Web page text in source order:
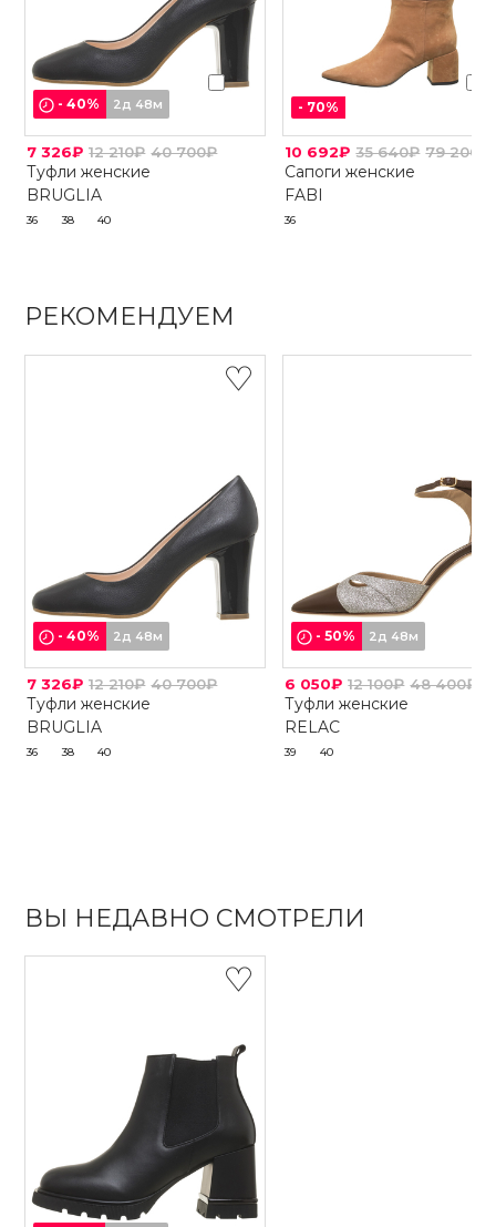
-40% 2д 48м
7 326₽ 12 210₽ 40 700₽
Туфли женские
BRUGLIA
36 38 40
- 70%
10 692₽ 35 640₽ 79 200₽
Сапоги женские
FABI
36
РЕКОМЕНДУЕМ
-40% 2д 48м
7 326₽ 12 210₽ 40 700₽
Туфли женские
BRUGLIA
36 38 40
-50% 2д 48м
6 050₽ 12 100₽ 48 400₽
Туфли женские
RELAC
39 40
ВЫ НЕДАВНО СМОТРЕЛИ